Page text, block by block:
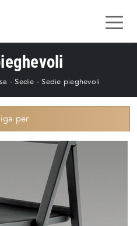
- Sedie - Sedie pieghevoli
per